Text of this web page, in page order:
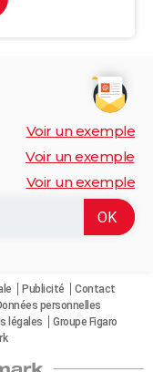
Voir un exemple
Voir un exemple
Voir un exemple
Publicité
Contact
personnelles
légales
Groupe Figaro